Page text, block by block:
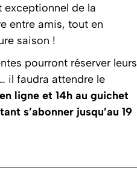
exceptionnel de la
entre amis, tout en
saison !
pourront réserver leurs
il faudra attendre le
ligne et 14h au guichet
s’abonner jusqu’au 19